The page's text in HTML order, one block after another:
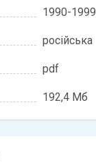
1990-1999
російська
pdf
192,4 Мб